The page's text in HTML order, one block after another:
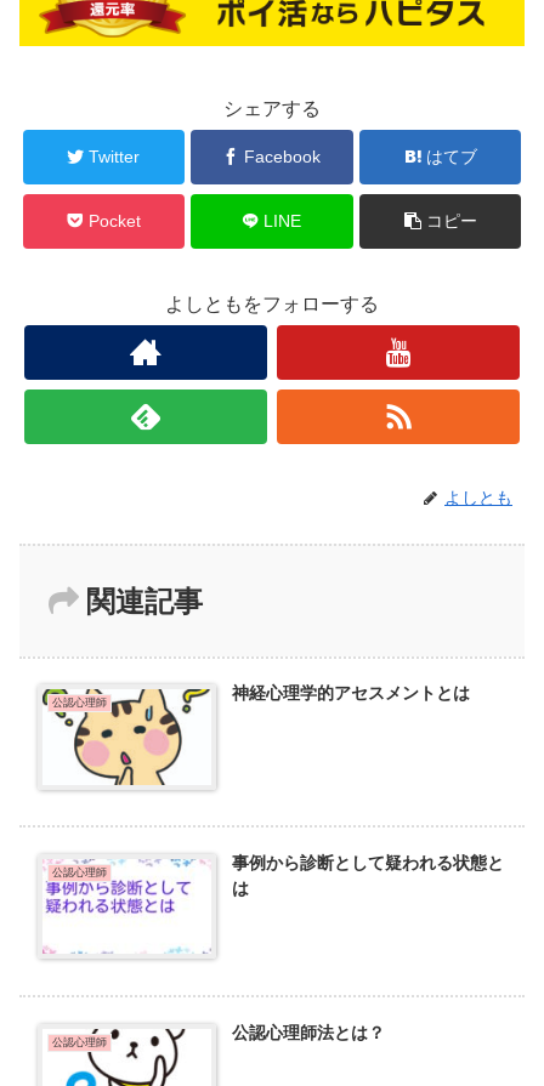
シェアする
Twitter Facebook はてブ
Pocket LINE コピー
よしともをフォローする
よしとも
関連記事
公認心理師 神経心理学的アセスメントとは
公認心理師
事例から診断として疑われる状態と
は
公認心理師 公認心理師法とは？